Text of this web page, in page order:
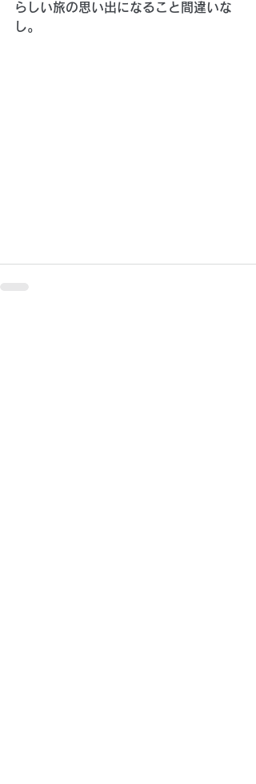
らしい旅の思い出になること間違いな
し。